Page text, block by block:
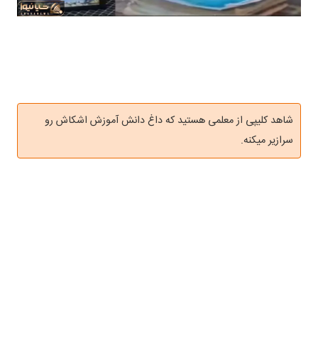
شاهد کلیپی از معلمی هستید که داغ دانش آموزش اشکاش رو
سرازیر میکنه.